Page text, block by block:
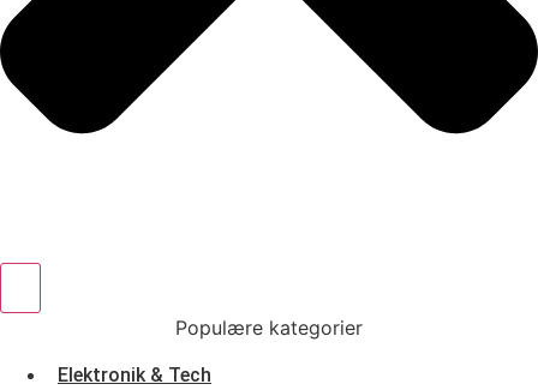
Populære kategorier
Elektronik & Tech